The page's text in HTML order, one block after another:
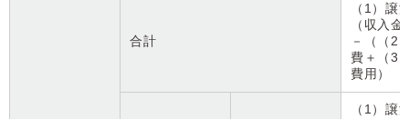
合計
（1）譲
（収入
－（（2
費＋（3
費用）
（1）譲